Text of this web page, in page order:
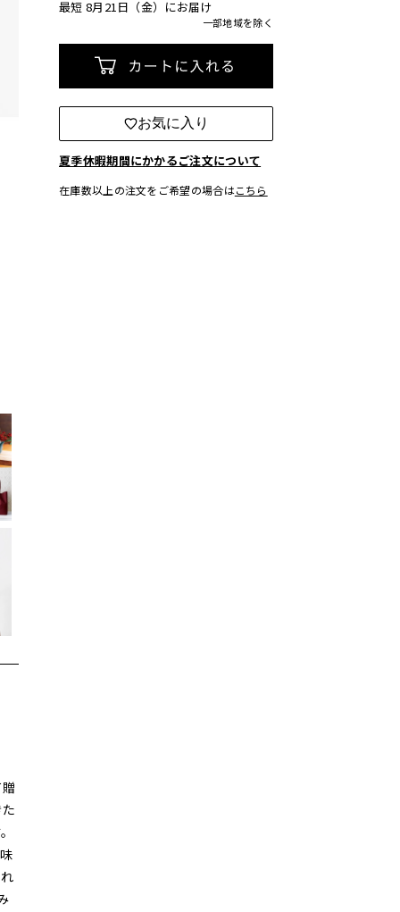
最短 8月21日（金）にお届け
一部地域を除く
お気に入り
夏季休暇期間にかかるご注文について
在庫数以上の注文をご希望の場合はこちら